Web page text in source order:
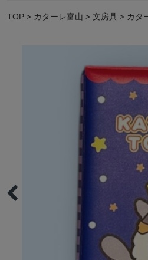
TOP カターレ富山 文房具 カタ